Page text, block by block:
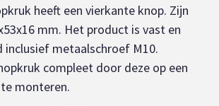
heeft een vierkante knop. Zijn
mm. Het product is vast en
metaalschroef M10.
compleet door deze op een
monteren.